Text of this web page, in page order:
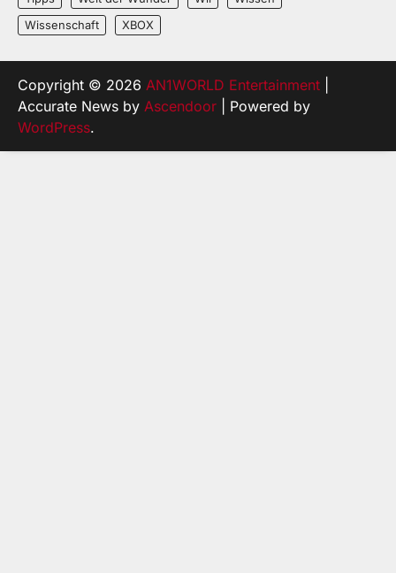
Wissenschaft
XBOX
Copyright © 2026 AN1WORLD Entertainment
Accurate News by Ascendoor | Powered by
WordPress.